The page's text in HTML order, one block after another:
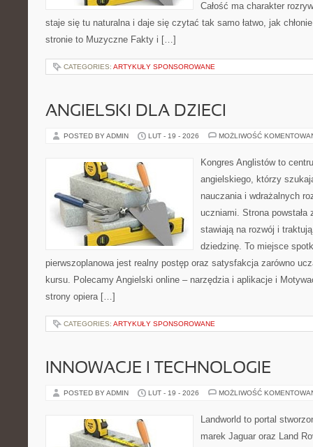
Całość ma charakter
staje się tu naturalna i daje się czytać tak samo łatwo, jak
stronie to Muzyczne Fakty i […]
CATEGORIES: ARTYKUŁY SPONSOROWANE
ANGIELSKI DLA DZIECI
POSTED BY ADMIN LUT - 19 - 2026 MOŻLIWOŚĆ
Kongres Anglistów to
angielskiego, którzy
nauczania i wdrażalnych
uczniami. Strona
stawiają na rozwój i
dziedzinę. To miejsce
pierwszoplanowa jest realny postęp oraz satysfakcja zarówno
kursu. Polecamy Angielski online – narzędzia i aplikacje i
strony opiera […]
CATEGORIES: ARTYKUŁY SPONSOROWANE
INNOWACJE I TECHNOLOGIE
POSTED BY ADMIN LUT - 19 - 2026 MOŻLIWOŚĆ
Landworld to portal
marek Jaguar oraz Land